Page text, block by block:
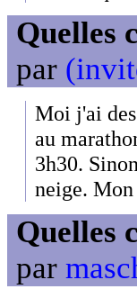
Quelles
par
Moi j'ai
au
3h30.
neige.
Quelles
par